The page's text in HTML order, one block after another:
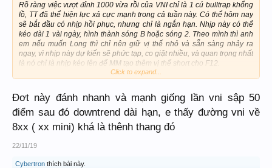
Rõ ràng việc vượt đỉnh 1000 vừa rồi của VNI chỉ là 1 cú bulltrap khổng
lồ, TT đã thể hiện lực xả cực mạnh trong cả tuần này. Có thể hôm nay
sẽ bắt đầu có nhịp hồi phục, nhưng chỉ là ngắn hạn. Nhịp này có thể
kéo dài 1 vài ngày, hình thành sóng B hoặc sóng 2. Theo mình thì anh
em nếu muốn Long thì chỉ nên giữ vị thế nhỏ và sẵn sàng nhảy ra
ngay, vì nhịp này dự kiến sẽ phức tạp, co giật nhiều, và quan trọng nhất
là nó chỉ là nhịp kéo lên để MM tạo thêm vị thế short cho F12.
biết đã tạo đáy hay chưa. Cái này tùy tình hình cụ thể mà anh em triển
khai thôi.
Click to expand...
Đơt này đánh nhanh và mạnh giống lần vni sập 50
điểm sau đó downtrend dài hạn, e thấy đường vni về
8xx ( xx mini) khá là thênh thang đó
22/11/19
Cybertron thích bài này.